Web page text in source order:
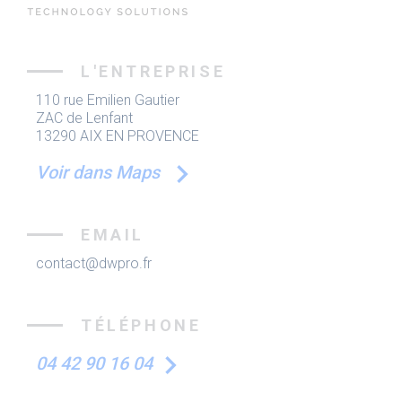
L'ENTREPRISE
110 rue Emilien Gautier
ZAC de Lenfant
13290 AIX EN PROVENCE
Voir dans Maps
EMAIL
contact@dwpro.fr
TÉLÉPHONE
04 42 90 16 04